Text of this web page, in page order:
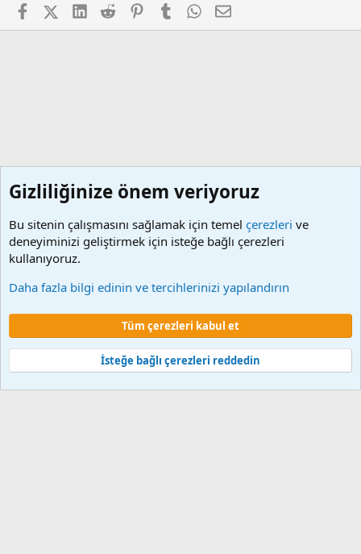
FacebookX (Twitter)
LinkedIn
Reddit PinterestTumblr WhatsApp
E-posta
Çerezler
Şartlar ve kurallar
Gizlilik politikası Yardım Ana sayfa
Community platform by XenForo © 2010-2024 XenForo Ltd.
Türkçe yama 🇹🇷 [XGT] Yazılım ve web hizmetleri 2014-2024
Gizliliğinize önem veriyoruz
Bu sitenin çalışmasını sağlamak için temel çerezleri ve
deneyiminizi geliştirmek için isteğe bağlı çerezleri
kullanıyoruz.
Daha fazla bilgi edinin ve tercihlerinizi yapılandırın
Tüm çerezleri kabul et
İsteğe bağlı çerezleri reddedin